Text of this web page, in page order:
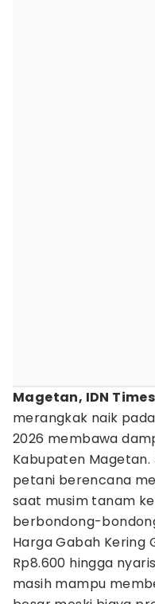
Magetan, IDN
merangkak naik
2026 membawa
Kabupaten
petani berencana
saat musim tanam
berbondong-
Harga Gabah Kering
Rp8.600 hingga
masih mampu